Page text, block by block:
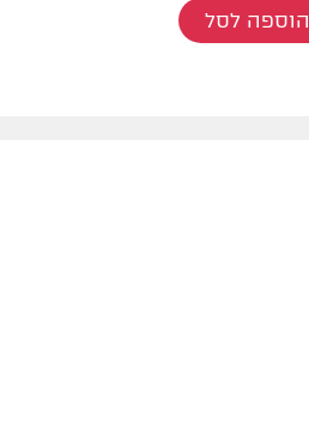
הוספה לסל